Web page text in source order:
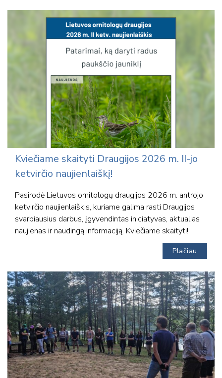
Kviečiame skaityti Draugijos 2026 m. II-jo
ketvirčio naujienlaiškį!
Pasirodė Lietuvos ornitologų draugijos 2026 m. antrojo
ketvirčio naujienlaiškis, kuriame galima rasti Draugijos
svarbiausius darbus, įgyvendintas iniciatyvas, aktualias
naujienas ir naudingą informaciją. Kviečiame skaityti!
Plačiau